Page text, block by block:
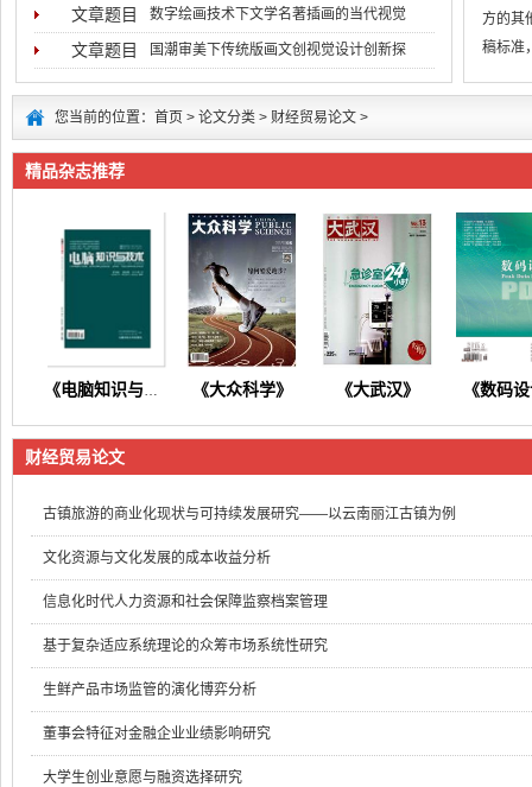
数字绘画技术下文学名著插画的当代视觉
文章题目
国潮审美下传统版画文创视觉设计创新探
文章题目
方的其
稿标准
您当前的位置： 首页 > 论文分类 > 财经贸易论文 >
精品杂志推荐
《电脑知识与技术》 《大众科学》 《大武汉》 《数码
《东方养生》 《今日财富》
财经贸易论文
古镇旅游的商业化现状与可持续发展研究——以云南丽江古镇为例
文化资源与文化发展的成本收益分析
信息化时代人力资源和社会保障监察档案管理
基于复杂适应系统理论的众筹市场系统性研究
生鲜产品市场监管的演化博弈分析
董事会特征对金融企业业绩影响研究
大学生创业意愿与融资选择研究